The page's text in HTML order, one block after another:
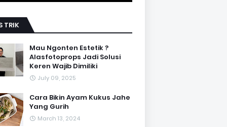
TRIK
Mau Ngonten Estetik ?
Alasfotoprops Jadi Solusi
Keren Wajib Dimiliki
July 09, 2025
Cara Bikin Ayam Kukus Jahe
Yang Gurih
March 13, 2024